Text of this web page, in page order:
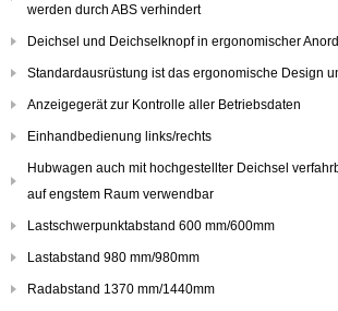
werden durch ABS verhindert
Deichsel und Deichselknopf in ergonomischer
Standardausrüstung ist das ergonomische Design
Anzeigegerät zur Kontrolle aller Betriebsdaten
Einhandbedienung links/rechts
Hubwagen auch mit hochgestellter Deichsel
auf engstem Raum verwendbar
Lastschwerpunktabstand 600 mm/600mm
Lastabstand 980 mm/980mm
Radabstand 1370 mm/1440mm